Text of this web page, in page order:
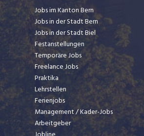
Jobs im Kanton Bern
Jobs in der Stadt Bern
Jobs in der Stadt Biel
Festanstellungen
Temporäre Jobs
Freelance Jobs
Praktika
Lehrstellen
Ferienjobs
Management / Kader-Jobs
Arbeitgeber